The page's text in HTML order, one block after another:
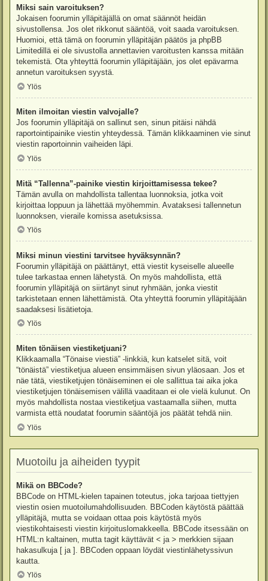
Miksi sain varoituksen?
Jokaisen foorumin ylläpitäjällä on omat säännöt heidän
sivustollensa. Jos olet rikkonut sääntöä, voit saada varoituksen.
Huomioi, että tämä on foorumin ylläpitäjän päätös ja phpBB
Limitedillä ei ole sivustolla annettavien varoitusten kanssa mitään
tekemistä. Ota yhteyttä foorumin ylläpitäjään, jos olet epävarma
annetun varoituksen syystä.
Ylös
Miten ilmoitan viestin valvojalle?
Jos foorumin ylläpitäjä on sallinut sen, sinun pitäisi nähdä
raportointipainike viestin yhteydessä. Tämän klikkaaminen vie sinut
viestin raportoinnin vaiheiden läpi.
Ylös
Mitä “Tallenna”-painike viestin kirjoittamisessa tekee?
Tämän avulla on mahdollista tallentaa luonnoksia, jotka voit
kirjoittaa loppuun ja lähettää myöhemmin. Avataksesi tallennetun
luonnoksen, vieraile komissa asetuksissa.
Ylös
Miksi minun viestini tarvitsee hyväksynnän?
Foorumin ylläpitäjä on päättänyt, että viestit kyseiselle alueelle
tulee tarkastaa ennen lähetystä. On myös mahdollista, että
foorumin ylläpitäjä on siirtänyt sinut ryhmään, jonka viestit
tarkistetaan ennen lähettämistä. Ota yhteyttä foorumin ylläpitäjään
saadaksesi lisätietoja.
Ylös
Miten tönäisen viestiketjuani?
Klikkaamalla “Tönaise viestiä” -linkkiä, kun katselet sitä, voit
“tönäistä” viestiketjua alueen ensimmäisen sivun yläosaan. Jos et
näe tätä, viestiketjujen tönäiseminen ei ole sallittua tai aika joka
viestiketjujen tönäisemisen välillä vaaditaan ei ole vielä kulunut. On
myös mahdollista nostaa viestiketjua vastaamalla siihen, mutta
varmista että noudatat foorumin sääntöjä jos päätät tehdä niin.
Ylös
Muotoilu ja aiheiden tyypit
Mikä on BBCode?
BBCode on HTML-kielen tapainen toteutus, joka tarjoaa tiettyjen
viestin osien muotoilumahdollisuuden. BBCoden käytöstä päättää
ylläpitäjä, mutta se voidaan ottaa pois käytöstä myös
viestikohtaisesti viestin kirjoituslomakkeella. BBCode itsessään on
HTML:n kaltainen, mutta tagit käyttävät < ja > merkkien sijaan
hakasulkuja [ ja ]. BBCoden oppaan löydät viestinlähetyssivun
kautta.
Ylös